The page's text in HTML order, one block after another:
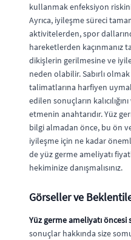
kullanmak enfeksiyon
Ayrıca, iyileşme süreci
aktivitelerden, spor
hareketlerden kaçınmanız
dikişlerin gerilmesine ve
neden olabilir. Sabırlı olmak
talimatlarına harfiyen
edilen sonuçların
etmenin anahtarıdır. Yüz
bilgi almadan önce, bu ön
iyileşme için ne kadar
de yüz germe ameliyatı
hekiminize danışmalısınız.
Görseller ve
Yüz germe ameliyatı öncesi
sonuçlar hakkında size